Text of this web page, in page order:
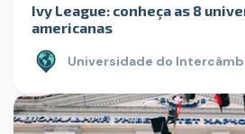
Ivy League: conheça as 8
americanas
Universidade do